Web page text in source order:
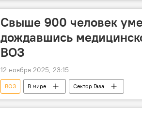
Свыше 900 человек
дождавшись
ВОЗ
12 ноября 2025, 23:15
ВОЗ В мире Сектор Газа